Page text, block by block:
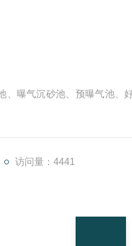
、曝气沉砂池、预曝气池、
访问量：4441